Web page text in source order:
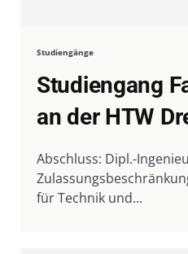
Studiengänge
Studiengang
an der HTW
Abschluss: Dipl.-Ingenieur (FH) Studienzeit:
Zulassungsbeschränkung
für Technik und...